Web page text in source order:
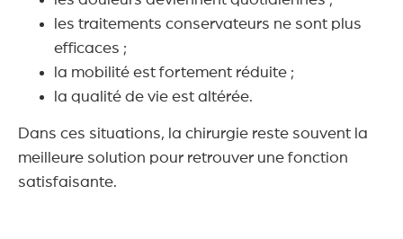
les traitements conservateurs ne sont plus
efficaces ;
la mobilité est fortement réduite ;
la qualité de vie est altérée.
Dans ces situations, la chirurgie reste souvent la
meilleure solution pour retrouver une fonction
satisfaisante.